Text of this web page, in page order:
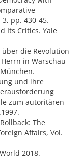
pp. 430-45.
Its Critics. Yale
die Revolution
in Warschau
und ihre
zum autoritären
The
Affairs, Vol.
2018.